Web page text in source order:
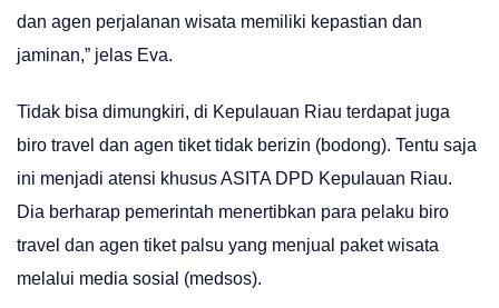
dan agen perjalanan wisata memiliki kepastian dan
jaminan,” jelas Eva.
Tidak bisa dimungkiri, di Kepulauan Riau terdapat juga
biro travel dan agen tiket tidak berizin (bodong). Tentu saja
ini menjadi atensi khusus ASITA DPD Kepulauan Riau.
Dia berharap pemerintah menertibkan para pelaku biro
travel dan agen tiket palsu yang menjual paket wisata
melalui media sosial (medsos).